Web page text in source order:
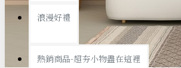
置物架/收納櫃
銅板精選
浪漫好禮
熱銷商品-超夯小物盡在這裡